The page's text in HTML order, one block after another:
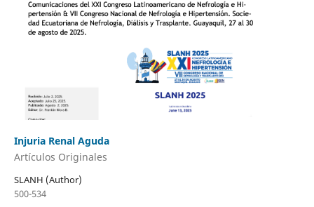
Injuria Renal Aguda
Artículos Originales
SLANH (Author)
500-534